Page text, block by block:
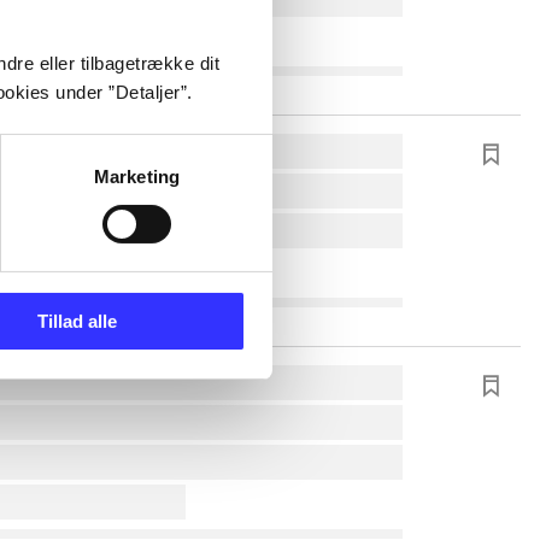
eller tilbagetrække dit
under ”Detaljer”.
Marketing
Tillad alle